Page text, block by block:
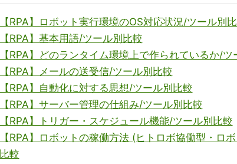
【RPA】ロボット実行環境のOS対応状況/ツール別
【RPA】基本用語/ツール別比較
【RPA】どのランタイム環境上で作られているか/ツ
【RPA】メールの送受信/ツール別比較
【RPA】自動化に対する思想/ツール別比較
【RPA】サーバー管理の仕組み/ツール別比較
【RPA】トリガー・スケジュール機能/ツール別比較
【RPA】ロボットの稼働方法 (ヒトロボ協働型・ロ
比較